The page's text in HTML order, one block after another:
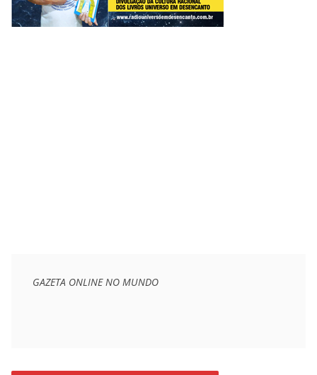
GAZETA ONLINE NO MUNDO